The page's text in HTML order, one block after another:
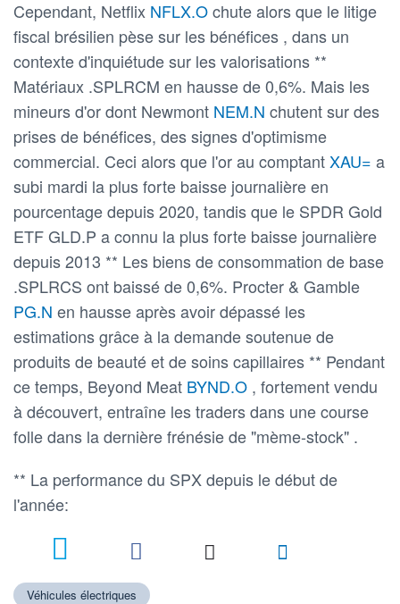
Cependant, Netflix NFLX.Ochute alors que le litige
fiscal brésilien pèse sur les bénéfices , dans un
contexte d'inquiétude sur les valorisations **
Matériaux .SPLRCM en hausse de 0,6%. Mais les
mineurs d'or dont Newmont NEM.N chutent sur des
prises de bénéfices, des signes d'optimisme
commercial. Ceci alors que l'or au comptant XAU= a
subi mardi la plus forte baisse journalière en
pourcentage depuis 2020, tandis que le SPDR Gold
ETF GLD.P a connu la plus forte baisse journalière
depuis 2013 ** Les biens de consommation de base
.SPLRCS ont baissé de 0,6%. Procter & Gamble
PG.N en hausse après avoir dépassé les
estimations grâce à la demande soutenue de
produits de beauté et de soins capillaires ** Pendant
ce temps, Beyond Meat BYND.O , fortement vendu
à découvert, entraîne les traders dans une course
folle dans la dernière frénésie de "mème-stock" .
** La performance du SPX depuis le début de
l'année:
Véhicules électriques